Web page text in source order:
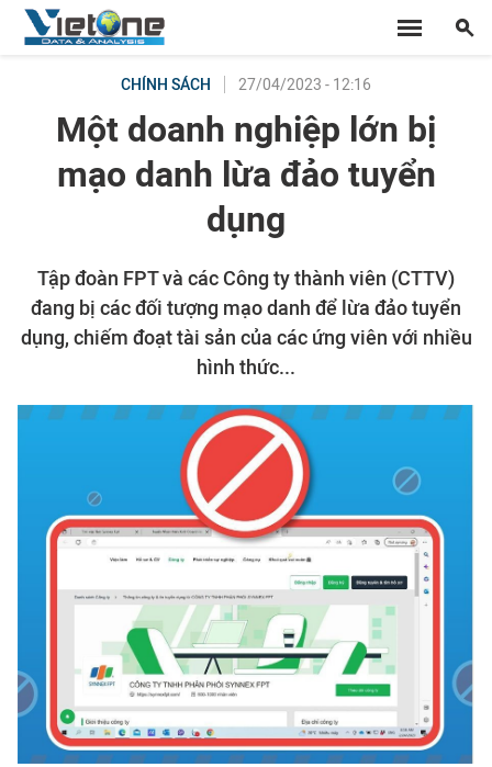
CHÍNH SÁCH 27/04/2023 - 12:16
Một doanh nghiệp lớn bị
mạo danh lừa đảo tuyển
dụng
Tập đoàn FPT và các Công ty thành viên (CTTV)
đang bị các đối tượng mạo danh để lừa đảo tuyển
dụng, chiếm đoạt tài sản của các ứng viên với nhiều
hình thức...